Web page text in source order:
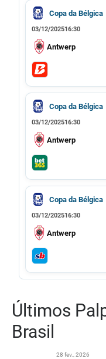
Copa da Bélgica
03/12/202516:30
Antwerp
Copa da Bélgica
03/12/202516:30
Antwerp
Copa da Bélgica
03/12/202516:30
Antwerp
Últimos
Brasil
28 fev., 2026